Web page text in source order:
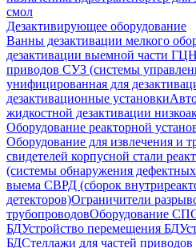
смол
Дезактивирующее оборудование
Ванны дезактивации мелкого
дезактивации выемной части ГЦН
приводов СУЗ (системы
унифицированная для
дезактивационные установки
жидкостной дезактивации
Оборудование реакторной
Оборудование для извлечения и
свидетелей корпусной стали
(системы обнаружения
выема СВРД (сборок
детекторов)Ограничители
трубопроводовОборудование
БДУстройство перемещения БД
БДСтеллажи для частей